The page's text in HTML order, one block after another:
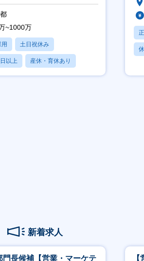
~1000万
土日祝休み
以上 産休・育休あり
新着求人
門長候補【営業・マーケテ